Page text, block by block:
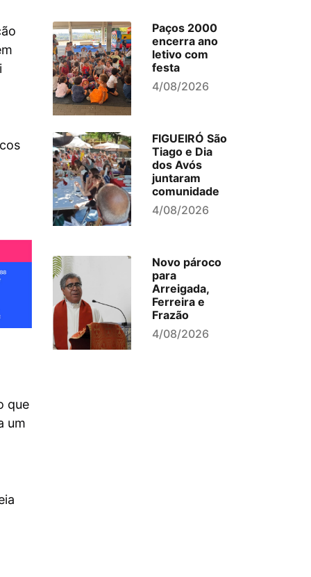
que
um
Paços 2000
encerra ano
letivo com
festa
4/08/2026
FIGUEIRÓ São
Tiago e Dia
dos Avós
juntaram
comunidade
4/08/2026
Novo pároco
para
Arreigada,
Ferreira e
Frazão
4/08/2026